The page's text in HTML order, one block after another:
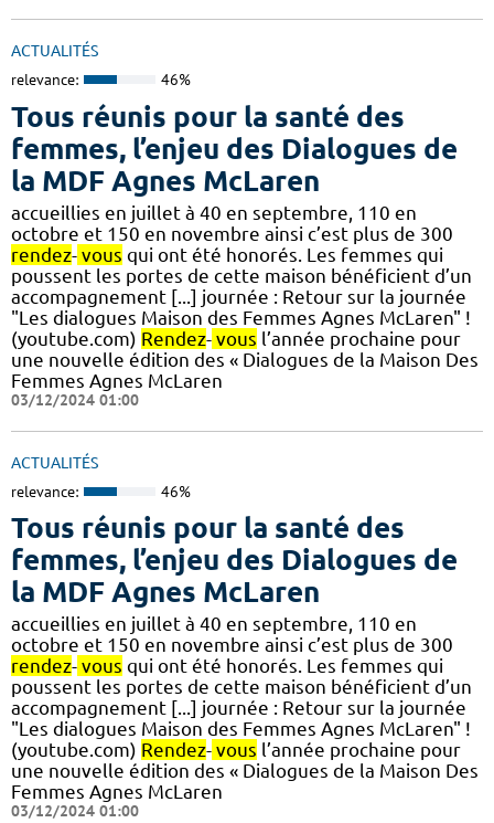
ACTUALITÉS
relevance: 46%
Tous réunis pour la santé des
femmes, l’enjeu des Dialogues de
la MDF Agnes McLaren
accueillies en juillet à 40 en septembre, 110 en
octobre et 150 en novembre ainsi c’est plus de 300
rendez- vous qui ont été honorés. Les femmes qui
poussent les portes de cette maison bénéficient d’un
accompagnement [...] journée : Retour sur la journée
"Les dialogues Maison des Femmes Agnes McLaren" !
(youtube.com) Rendez- vous l’année prochaine pour
une nouvelle édition des « Dialogues de la Maison Des
Femmes Agnes McLaren
03/12/2024 01:00
ACTUALITÉS
relevance: 46%
Tous réunis pour la santé des
femmes, l’enjeu des Dialogues de
la MDF Agnes McLaren
accueillies en juillet à 40 en septembre, 110 en
octobre et 150 en novembre ainsi c’est plus de 300
rendez- vous qui ont été honorés. Les femmes qui
poussent les portes de cette maison bénéficient d’un
accompagnement [...] journée : Retour sur la journée
"Les dialogues Maison des Femmes Agnes McLaren" !
(youtube.com) Rendez- vous l’année prochaine pour
une nouvelle édition des « Dialogues de la Maison Des
Femmes Agnes McLaren
03/12/2024 01:00